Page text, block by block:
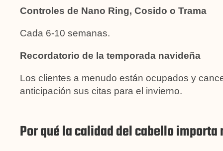
Controles de Nano Ring, Cosido o Trama
Cada 6-10 semanas.
Recordatorio de la temporada navideña
Los clientes a menudo están ocupados y
anticipación sus citas para el invierno.
Por qué la calidad del cabello